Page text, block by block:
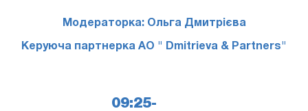
Модераторка: Ольга Дмитрієва
Керуюча партнерка АО " Dmitrieva & Partners"
09:25-